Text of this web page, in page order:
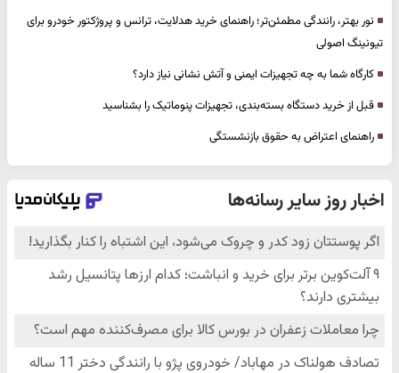
نور بهتر، رانندگی مطمئن‌تر؛ راهنمای خرید هدلایت، ترانس و پروژکتور خودرو برای
تیونینگ اصولی
کارگاه شما به چه تجهیزات ایمنی و آتش نشانی نیاز دارد؟
قبل از خرید دستگاه بسته‌بندی، تجهیزات پنوماتیک را بشناسید
راهنمای اعتراض به حقوق بازنشستگی